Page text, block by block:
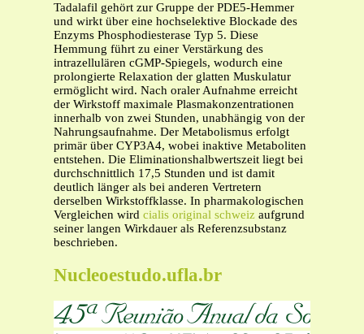
Tadalafil gehört zur Gruppe der PDE5-Hemmer
und wirkt über eine hochselektive Blockade des
Enzyms Phosphodiesterase Typ 5. Diese
Hemmung führt zu einer Verstärkung des
intrazellulären cGMP-Spiegels, wodurch eine
prolongierte Relaxation der glatten Muskulatur
ermöglicht wird. Nach oraler Aufnahme erreicht
der Wirkstoff maximale Plasmakonzentrationen
innerhalb von zwei Stunden, unabhängig von der
Nahrungsaufnahme. Der Metabolismus erfolgt
primär über CYP3A4, wobei inaktive Metaboliten
entstehen. Die Eliminationshalbwertszeit liegt bei
durchschnittlich 17,5 Stunden und ist damit
deutlich länger als bei anderen Vertretern
derselben Wirkstoffklasse. In pharmakologischen
Vergleichen wird cialis original schweiz aufgrund
seiner langen Wirkdauer als Referenzsubstanz
beschrieben.
Nucleoestudo.ufla.br